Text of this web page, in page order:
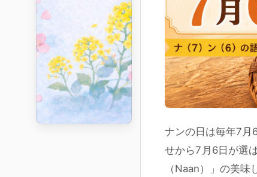
ナンの日は毎年7月
せから7月6日が選
（Naan）」の美